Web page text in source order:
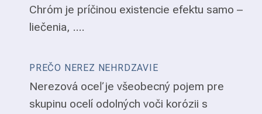
Chróm je príčinou existencie efektu samo –
liečenia, ....
PREČO NEREZ NEHRDZAVIE
Nerezová oceľ je všeobecný pojem pre
skupinu ocelí odolných voči korózii s